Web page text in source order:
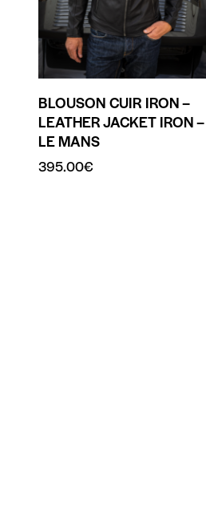
BLOUSON CUIR IRON –
LEATHER JACKET IRON –
LE MANS
395.00€